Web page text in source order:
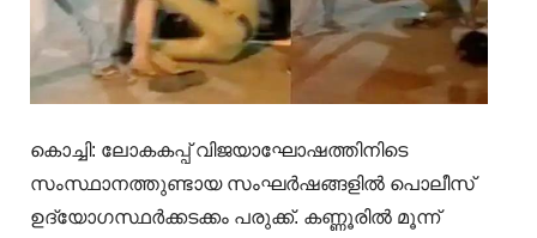
കൊച്ചി: ലോകകപ്പ് വിജയാഘോഷത്തിനിടെ
സംസ്ഥാനത്തുണ്ടായ സംഘർഷങ്ങളിൽ പൊലീസ്
ഉദ്യോഗസ്ഥർക്കടക്കം പരുക്ക്. കണ്ണൂരിൽ മൂന്ന്